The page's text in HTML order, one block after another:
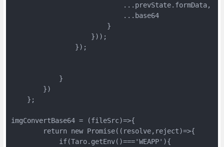
                            ...prevState.formData,
                            ...base64
                        }
                    }));
                });
            }
        })
    };
imgConvertBase64 = (fileSrc)=>{
        return new Promise((resolve,reject)=>{
            if(Taro.getEnv()==='WEAPP'){